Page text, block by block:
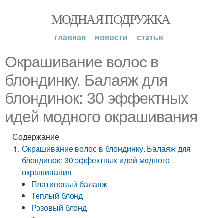
МОДНАЯ ПОДРУЖКА
главная новости статьи
Окрашивание волос в
блондинку. Балаяж для
блондинок: 30 эффектных
идей модного окрашивания
Содержание
Окрашивание волос в блондинку. Балаяж для
блондинок: 30 эффектных идей модного
окрашивания
Платиновый балаяж
Теплый блонд
Розовый блонд